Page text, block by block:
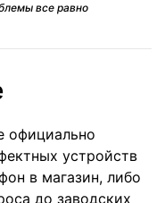
все равно
официально
устройств
в магазин, либо
до заводских